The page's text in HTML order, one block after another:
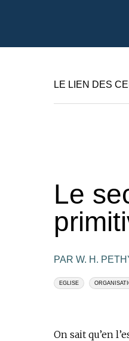
LE LIEN DES
Le
PAR W. H.
EGLISE
On sait qu’en